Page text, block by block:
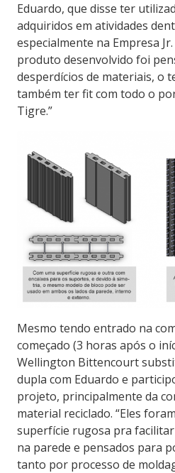
Eduardo, que disse ter
adquiridos em atividades
especialmente na Empresa Jr.
produto desenvolvido foi
desperdícios de materiais, o
também ter fit com todo o
Tigre.”
Mesmo tendo entrado na
começado (3 horas após o
Wellington Bittencourt
dupla com Eduardo e
projeto, principalmente da
material reciclado. “Eles
superfície rugosa pra
na parede e pensados para
tanto por processo de